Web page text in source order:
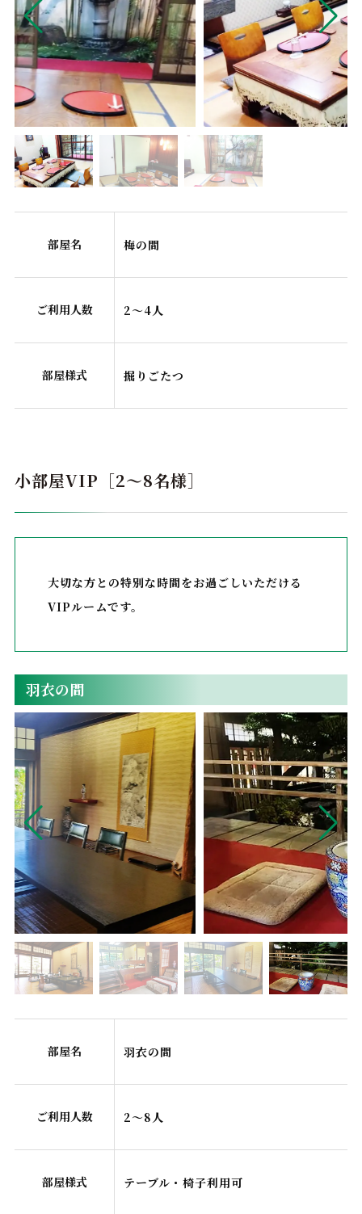
部屋名 梅の間
ご利用人数 2～4人
部屋様式 掘りごたつ
小部屋VIP［2～8名様］
大切な方との特別な時間をお過ごしいただける
VIPルームです。
羽衣の間
部屋名 羽衣の間
ご利用人数 2～8人
部屋様式 テーブル・椅子利用可